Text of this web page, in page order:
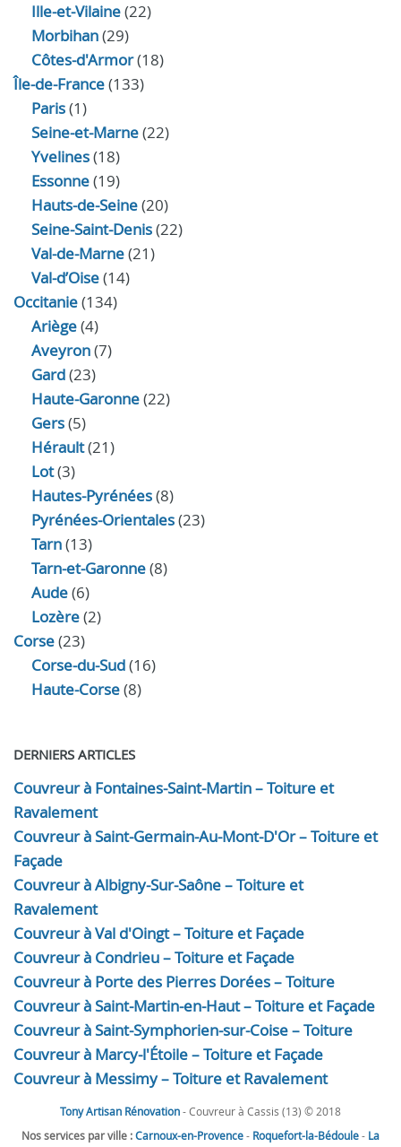
Ille-et-Vilaine(22)
Morbihan(29)
Côtes-d'Armor(18)
Île-de-France(133)
Paris(1)
Seine-et-Marne(22)
Yvelines(18)
Essonne(19)
Hauts-de-Seine(20)
Seine-Saint-Denis(22)
Val-de-Marne(21)
Val-d’Oise(14)
Occitanie(134)
Ariège(4)
Aveyron(7)
Gard(23)
Haute-Garonne(22)
Gers(5)
Hérault(21)
Lot(3)
Hautes-Pyrénées(8)
Pyrénées-Orientales(23)
Tarn(13)
Tarn-et-Garonne(8)
Aude(6)
Lozère(2)
Corse(23)
Corse-du-Sud(16)
Haute-Corse(8)
DERNIERS ARTICLES
Couvreur à Fontaines-Saint-Martin – Toiture et
Ravalement
Couvreur à Saint-Germain-Au-Mont-D'Or – Toiture et
Façade
Couvreur à Albigny-Sur-Saône – Toiture et
Ravalement
Couvreur à Val d'Oingt – Toiture et Façade
Couvreur à Condrieu – Toiture et Façade
Couvreur à Porte des Pierres Dorées – Toiture
Couvreur à Saint-Martin-en-Haut – Toiture et Façade
Couvreur à Saint-Symphorien-sur-Coise – Toiture
Couvreur à Marcy-l'Étoile – Toiture et Façade
Couvreur à Messimy – Toiture et Ravalement
Tony Artisan Rénovation- Couvreur à Cassis (13) © 2018
Nos services par ville :Carnoux-en-Provence- Roquefort-la-Bédoule- La